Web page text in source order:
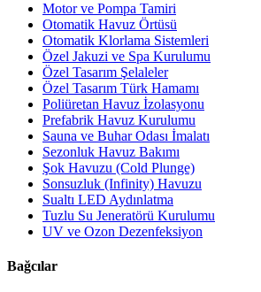
Motor ve Pompa Tamiri
Otomatik Havuz Örtüsü
Otomatik Klorlama Sistemleri
Özel Jakuzi ve Spa Kurulumu
Özel Tasarım Şelaleler
Özel Tasarım Türk Hamamı
Poliüretan Havuz İzolasyonu
Prefabrik Havuz Kurulumu
Sauna ve Buhar Odası İmalatı
Sezonluk Havuz Bakımı
Şok Havuzu (Cold Plunge)
Sonsuzluk (Infinity) Havuzu
Sualtı LED Aydınlatma
Tuzlu Su Jeneratörü Kurulumu
UV ve Ozon Dezenfeksiyon
Bağcılar